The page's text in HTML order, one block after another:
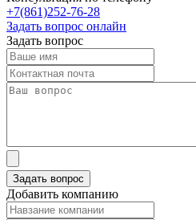
+7(861)252-76-28
Задать вопрос онлайн
Задать вопрос
Добавить компанию